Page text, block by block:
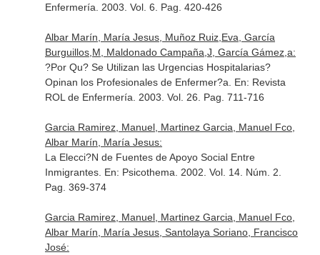
Enfermería . 2003. Vol. 6. Pag. 420-426
Albar Marín, María Jesus, Muñoz Ruiz,Eva, García
Burguillos,M, Maldonado Campaña,J, García Gámez,a:
?Por Qu? Se Utilizan las Urgencias Hospitalarias?
Opinan los Profesionales de Enfermer?a. En: Revista
ROL de Enfermería . 2003. Vol. 26. Pag. 711-716
Garcia Ramirez, Manuel, Martinez Garcia, Manuel Fco,
Albar Marín, María Jesus:
La Elecci?N de Fuentes de Apoyo Social Entre
Inmigrantes. En: Psicothema . 2002. Vol. 14. Núm. 2.
Pag. 369-374
Garcia Ramirez, Manuel, Martinez Garcia, Manuel Fco,
Albar Marín, María Jesus, Santolaya Soriano, Francisco
José: